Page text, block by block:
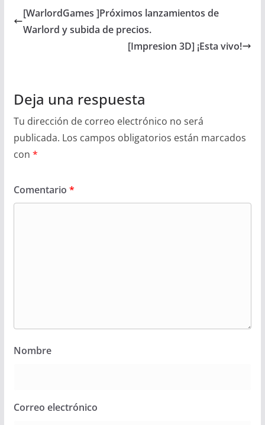
[WarlordGames ]Próximos lanzamientos de
Warlord y subida de precios.
[Impresion 3D] ¡Esta vivo!
Deja una respuesta
Tu dirección de correo electrónico no será
publicada. Los campos obligatorios están marcados
con *
Comentario *
Nombre
Correo electrónico